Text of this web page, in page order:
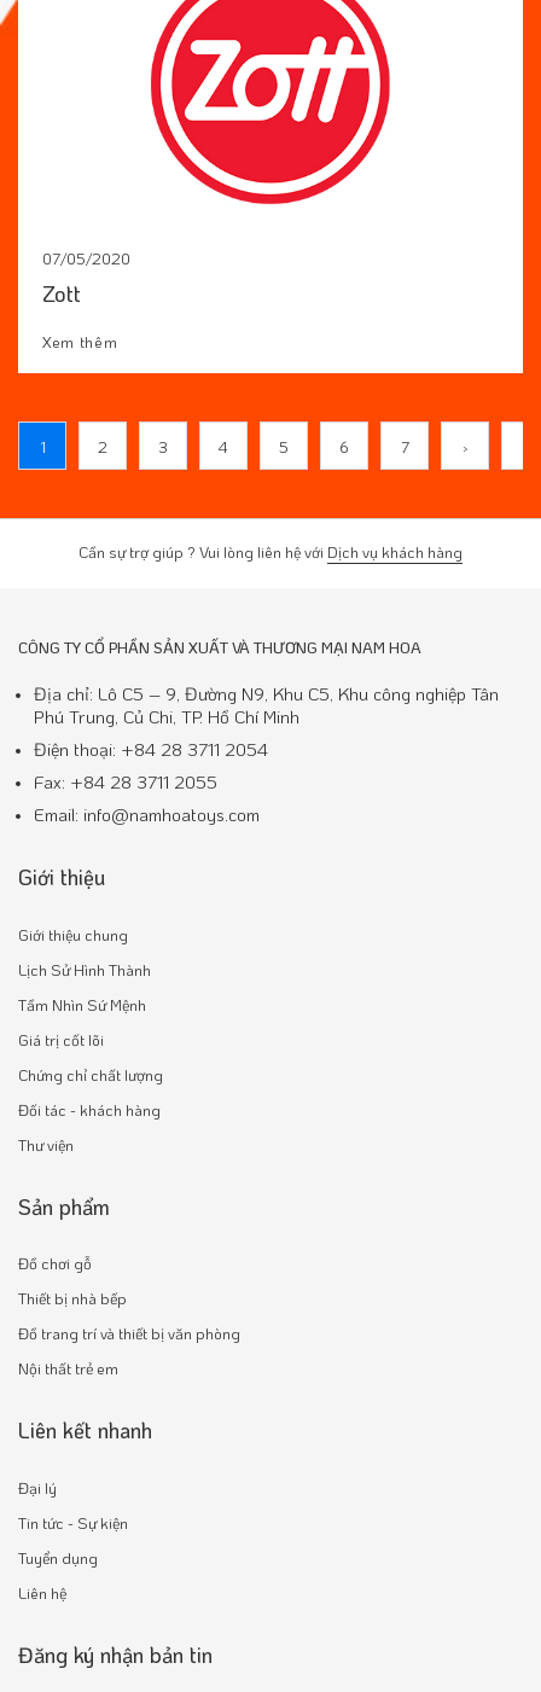
07/05/2020
Zott
Xem thêm
1 2 3 4 5 6 7 ›
Cần sự trợ giúp ? Vui lòng liên hệ với Dịch vụ khách hàng
CÔNG TY CỔ PHẦN SẢN XUẤT VÀ THƯƠNG MẠI NAM HOA
Địa chỉ: Lô C5 – 9, Đường N9, Khu C5, Khu công nghiệp Tân
Phú Trung, Củ Chi, TP. Hồ Chí Minh
Điện thoại: +84 28 3711 2054
Fax: +84 28 3711 2055
Email: info@namhoatoys.com
Giới thiệu
Giới thiệu chung
Lịch Sử Hình Thành
Tầm Nhìn Sứ Mệnh
Giá trị cốt lõi
Chứng chỉ chất lượng
Đối tác - khách hàng
Thư viện
Sản phẩm
Đồ chơi gỗ
Thiết bị nhà bếp
Đồ trang trí và thiết bị văn phòng
Nội thất trẻ em
Liên kết nhanh
Đại lý
Tin tức - Sự kiện
Tuyển dụng
Liên hệ
Đăng ký nhận bản tin